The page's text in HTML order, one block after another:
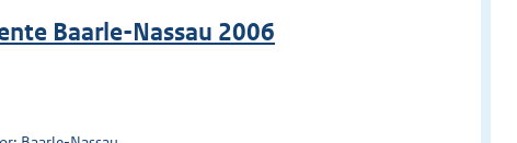
Baarle-Nassau 2006